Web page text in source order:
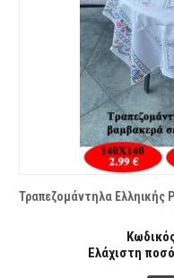
Τραπεζομάντηλα Ελληικής
Ελάχιστη